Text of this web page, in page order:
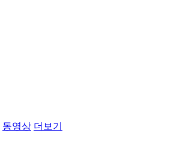
동영상 더보기